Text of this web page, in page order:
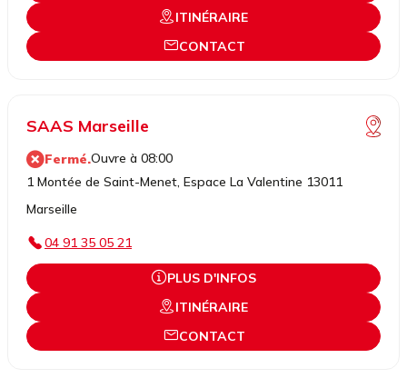
ITINÉRAIRE
CONTACT
SAAS Marseille
Fermé.Ouvre à 08:00
1 Montée de Saint-Menet, Espace La Valentine 13011
Marseille
04 91 35 05 21
PLUS D'INFOS
ITINÉRAIRE
CONTACT